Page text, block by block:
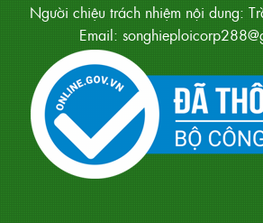
Người chiệu trách nhiệm nội dung:
Email: